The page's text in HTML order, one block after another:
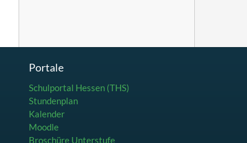
Portale
Schulportal Hessen (THS)
Stundenplan
Kalender
Moodle
Broschüre Unterstufe